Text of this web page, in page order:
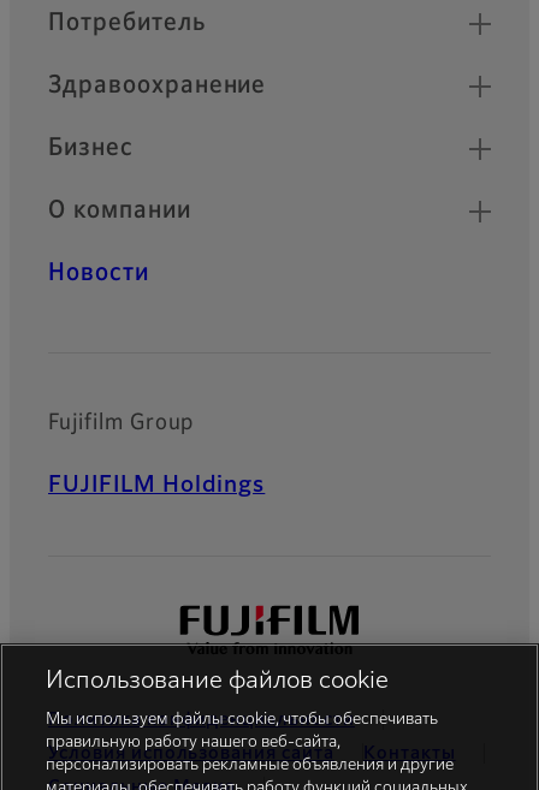
Быстрые ссылки
Потребитель
Здравоохранение
Бизнес
О компании
Новости
Fujifilm Group
FUJIFILM Holdings
Политика конфиденциальности
Условия использования сайта
Контакты
Использование файлов cookie
Мы используем файлы cookie, чтобы обеспечивать
правильную работу нашего веб-сайта,
персонализировать рекламные объявления и другие